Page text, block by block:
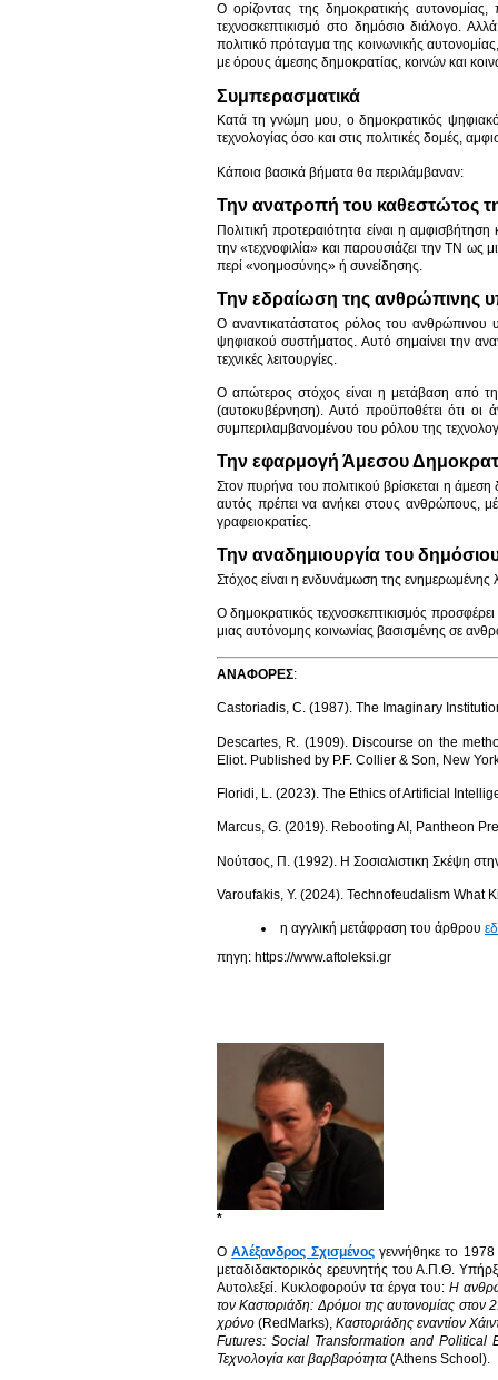
Ο ορίζοντας της δημοκρατικής αυτονομίας,
τεχνοσκεπτικισμό στο δημόσιο διάλογο.
πολιτικό πρόταγμα της κοινωνικής
με όρους άμεσης δημοκρατίας, κοινών και
Συμπερασματικά
Κατά τη γνώμη μου, ο δημοκρατικός
τεχνολογίας όσο και στις πολιτικές δομές,
Κάποια βασικά βήματα θα περιλάμβαναν:
Την ανατροπή του καθεστώτος
Πολιτική προτεραιότητα είναι η
την «τεχνοφιλία» και παρουσιάζει την ΤΝ ως
περί «νοημοσύνης» ή συνείδησης.
Την εδραίωση της ανθρώπινης
Ο αναντικατάστατος ρόλος του ανθρώπινου
ψηφιακού συστήματος. Αυτό σημαίνει την
τεχνικές λειτουργίες.
Ο απώτερος στόχος είναι η μετάβαση από
(αυτοκυβέρνηση). Αυτό προϋποθέτει ότι
συμπεριλαμβανομένου του ρόλου της
Την εφαρμογή Άμεσου
Στον πυρήνα του πολιτικού βρίσκεται η
αυτός πρέπει να ανήκει στους ανθρώπους,
γραφειοκρατίες.
Την αναδημιουργία του
Στόχος είναι η ενδυνάμωση της
Ο δημοκρατικός τεχνοσκεπτικισμός
μιας αυτόνομης κοινωνίας βασισμένης σε
ΑΝΑΦΟΡΕΣ:
Castoriadis, C. (1987). The Imaginary
Descartes, R. (1909). Discourse on the
Eliot. Published by P.F. Collier & Son, New
Floridi, L. (2023). The Ethics of Artificial
Marcus, G. (2019). Rebooting AI, Pantheon
Νούτσος, Π. (1992). Η Σοσιαλιστικη Σκέψη
Varoufakis, Y. (2024). Technofeudalism What
η αγγλική μετάφραση του άρθρου
πηγη: https://www.aftoleksi.gr
*
ΟΑλέξανδρος Σχισμένοςγεννήθηκε το 1978
μεταδιδακτορικός ερευνητής του Α.Π.Θ.
Αυτολεξεί. Κυκλοφορούν τα έργα του:Η
τον Καστοριάδη: Δρόμοι της αυτονομίας στον
χρόνο (RedMarks), Καστοριάδης εναντίον
Futures: Social Transformation and Political
Τεχνολογία και βαρβαρότητα (Athens School).